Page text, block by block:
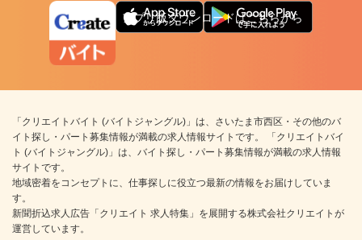
アプリ版ダウンロードはこちらから
「クリエイトバイト (バイトジャングル)」は、さいたま市西区・その他のバ
イト探し・パート募集情報が満載の求人情報サイトです。 「クリエイトバイ
ト (バイトジャングル)」は、バイト探し・パート募集情報が満載の求人情報
サイトです。
地域密着をコンセプトに、仕事探しに役立つ最新の情報をお届けしていま
す。
新聞折込求人広告「クリエイト 求人特集」を展開する株式会社クリエイトが
運営しています。